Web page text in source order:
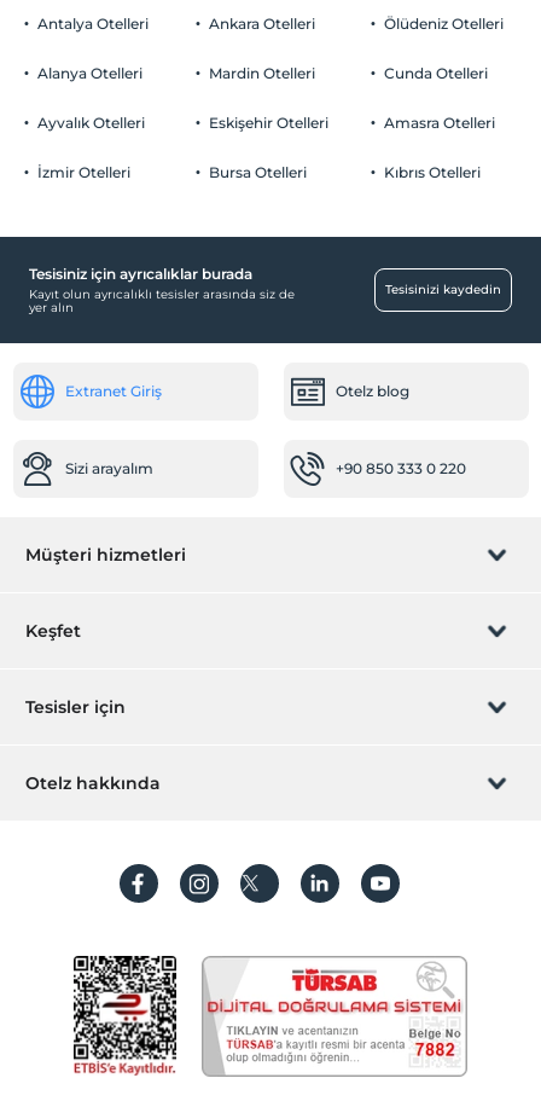
Antalya Otelleri
Alanya Otelleri
Ayvalık Otelleri
İzmir Otelleri
Ankara Otelleri
Mardin Otelleri
Eskişehir Otelleri
Bursa Otelleri
Ölüdeniz Otelleri
Cunda Otelleri
Amasra Otelleri
Kıbrıs Otelleri
Tesisiniz için ayrıcalıklar burada
Kayıt olun ayrıcalıklı tesisler arasında siz de
yer alın
Tesisinizi kaydedin
Extranet Giriş Otelz blog
Sizi arayalım +90 850 333 0 220
Müşteri hizmetleri
Rezervasyon yönet
Sıkça sorulan sorular
İşlem rehberi
Keşfet
Hediye Kart
Hesap oluştur
Tesisler için
Hemen tesisinizi ekleyin
Otelz hakkında
Koşullar ve şartlar
Aydınlatma metni